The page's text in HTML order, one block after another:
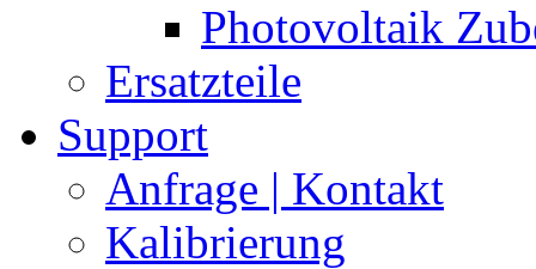
Photovoltaik
Ersatzteile
Support
Anfrage | Kontakt
Kalibrierung